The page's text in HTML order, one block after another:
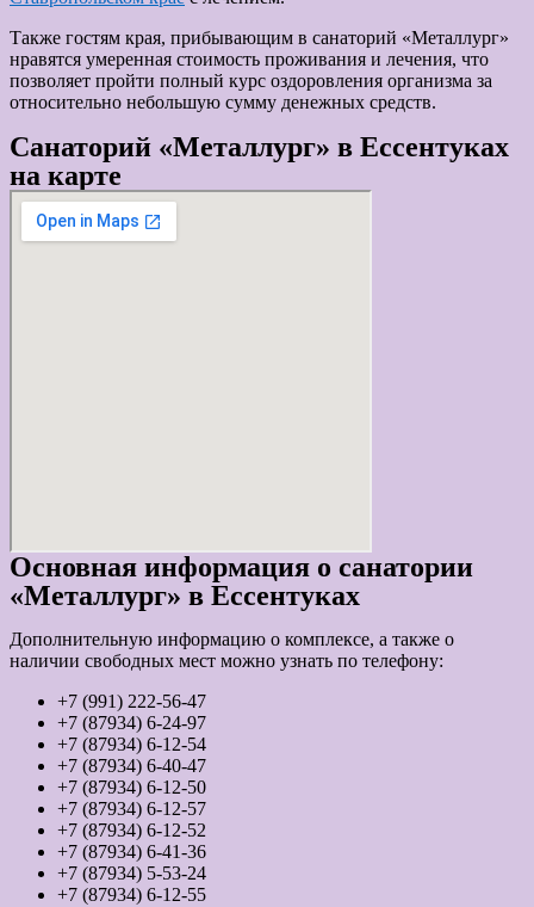
Также гостям края, прибывающим в санаторий «Металлург»
нравятся умеренная стоимость проживания и лечения, что
позволяет пройти полный курс оздоровления организма за
относительно небольшую сумму денежных средств.
Санаторий «Металлург» в Ессентуках
на карте
Основная информация о санатории
«Металлург» в Ессентуках
Дополнительную информацию о комплексе, а также о
наличии свободных мест можно узнать по телефону:
+7 (991) 222-56-47
+7 (87934) 6-24-97
+7 (87934) 6-12-54
+7 (87934) 6-40-47
+7 (87934) 6-12-50
+7 (87934) 6-12-57
+7 (87934) 6-12-52
+7 (87934) 6-41-36
+7 (87934) 5-53-24
+7 (87934) 6-12-55